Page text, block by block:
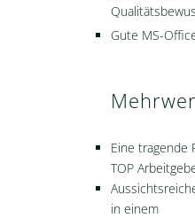
Gute MS-
Eine tragende
TOP
in einem